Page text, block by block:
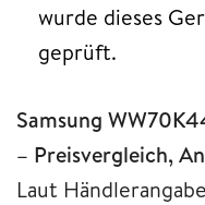
wurde dieses
geprüft.
Samsung
– Preisvergleich,
Laut